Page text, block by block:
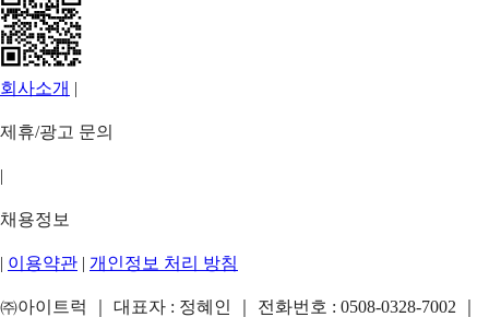
회사소개 |
제휴/광고 문의
|
채용정보
| 이용약관 | 개인정보 처리 방침
㈜아이트럭 ｜ 대표자 : 정혜인 ｜ 전화번호 : 0508-0328-7002